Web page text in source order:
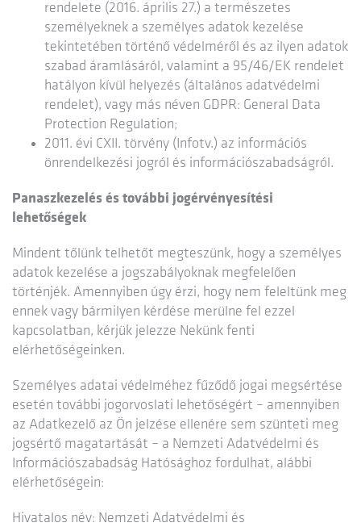
rendelete (2016. április 27.) a természetes
személyeknek a személyes adatok kezelése
tekintetében történő védelméről és az ilyen adatok
szabad áramlásáról, valamint a 95/46/EK rendelet
hatályon kívül helyezés (általános adatvédelmi
rendelet), vagy más néven GDPR: General Data
Protection Regulation;
2011. évi CXII. törvény (Infotv.) az információs
önrendelkezési jogról és információszabadságról.
Panaszkezelés és további jogérvényesítési
lehetőségek
Mindent tőlünk telhetőt megteszünk, hogy a személyes
adatok kezelése a jogszabályoknak megfelelően
történjék. Amennyiben úgy érzi, hogy nem feleltünk meg
ennek vagy bármilyen kérdése merülne fel ezzel
kapcsolatban, kérjük jelezze Nekünk fenti
elérhetőségeinken.
Személyes adatai védelméhez fűződő jogai megsértése
esetén további jogorvoslati lehetőségért – amennyiben
az Adatkezelő az Ön jelzése ellenére sem szünteti meg
jogsértő magatartását – a Nemzeti Adatvédelmi és
Információszabadság Hatósághoz fordulhat, alábbi
elérhetőségein:
Hivatalos név: Nemzeti Adatvédelmi és